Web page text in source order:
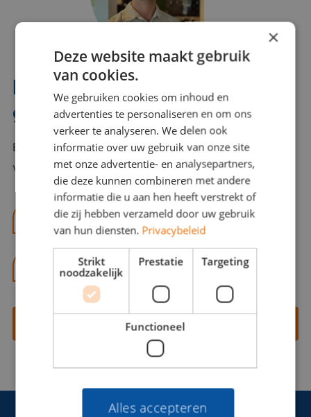
Interesse? Benno helpt je
graag verder!
Bel of mail Benno met al jouw vragen. Benno staat
voor je klaar en helpt je graag!
benno@viajou.nl
06 13 28 62 71
Contact opnemen
×
Deze website maakt gebruik
van cookies.
We gebruiken cookies om inhoud en
advertenties te personaliseren en om ons
verkeer te analyseren. We delen ook
informatie over uw gebruik van onze site
met onze advertentie- en analysepartners,
die deze kunnen combineren met andere
informatie die u aan hen heeft verstrekt of
die zij hebben verzameld door uw gebruik
van hun diensten. Privacybeleid
Strikt
noodzakelijk
Prestatie Targeting
Functioneel
Alles accepteren